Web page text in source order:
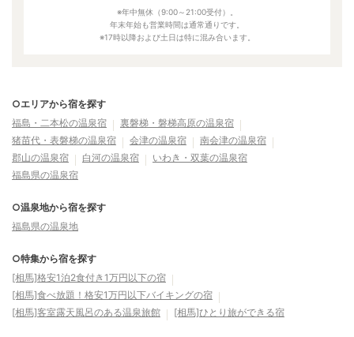
※年中無休（9:00～21:00受付）。
年末年始も営業時間は通常通りです。
※17時以降および土日は特に混み合います。
○エリアから宿を探す
福島・二本松の温泉宿
裏磐梯・磐梯高原の温泉宿
猪苗代・表磐梯の温泉宿
会津の温泉宿
南会津の温泉宿
郡山の温泉宿
白河の温泉宿
いわき・双葉の温泉宿
福島県の温泉宿
○温泉地から宿を探す
福島県の温泉地
○特集から宿を探す
[相馬]格安1泊2食付き1万円以下の宿
[相馬]食べ放題！格安1万円以下バイキングの宿
[相馬]客室露天風呂のある温泉旅館
[相馬]ひとり旅ができる宿